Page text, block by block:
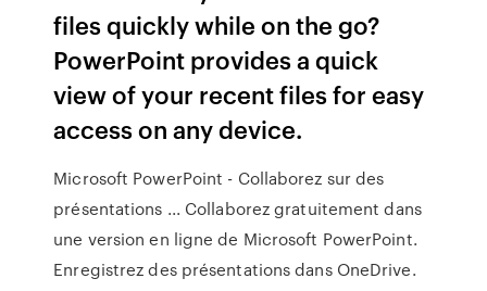
files quickly while on the go?
PowerPoint provides a quick
view of your recent files for easy
access on any device.
Microsoft PowerPoint - Collaborez sur des
présentations ... Collaborez gratuitement dans
une version en ligne de Microsoft PowerPoint.
Enregistrez des présentations dans OneDrive.